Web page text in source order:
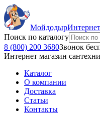
Мойдодыр
Поиск по каталогу
8 (800) 200 3680Звонок
Интернет магазин
Каталог
О компании
Доставка
Статьи
Контакты